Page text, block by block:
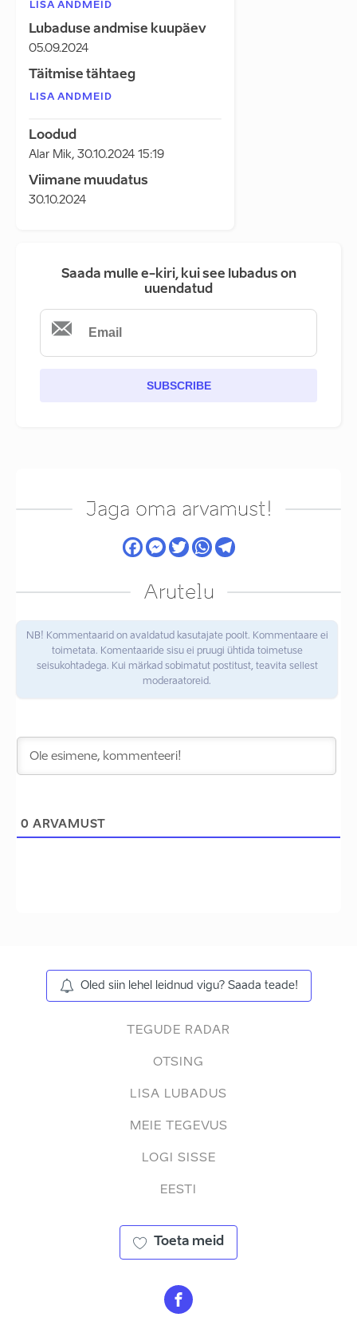
LISA ANDMEID
Lubaduse andmise kuupäev
05.09.2024
Täitmise tähtaeg
LISA ANDMEID
Loodud
Alar Mik, 30.10.2024 15:19
Viimane muudatus
30.10.2024
Saada mulle e-kiri, kui see lubadus on
uuendatud
SUBSCRIBE
Jaga oma arvamust!
Arutelu
NB! Kommentaarid on avaldatud kasutajate poolt. Kommentaare ei
toimetata. Komentaaride sisu ei pruugi ühtida toimetuse
seisukohtadega. Kui märkad sobimatut postitust, teavita sellest
moderaatoreid.
0 ARVAMUST
Oled siin lehel leidnud vigu? Saada teade!
TEGUDE RADAR
OTSING
LISA LUBADUS
MEIE TEGEVUS
LOGI SISSE
EESTI
Toeta meid